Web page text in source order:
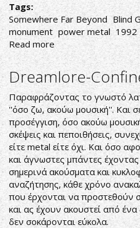
Tags:
Somewhere Far Beyond Blind
monument power metal 1992
Read more about
Blind
Guardian-
Somewhere
Far
Beyond
Dreamlore-
Παραφράζοντας το γνωστό
''όσο ζω, ακούω μουσική''. Και
προσέγγιση, όσο ακούω
σκέψεις και πεποιθήσεις,
είτε metal είτε όχι. Και όσο
και άγνωστες μπάντες
σημερινά ακούσματα και
αναζήτησης, κάθε χρόνο
που έρχονται να προστεθούν
και ας έχουν ακουστεί από
δεν σοκάρονται εύκολα.